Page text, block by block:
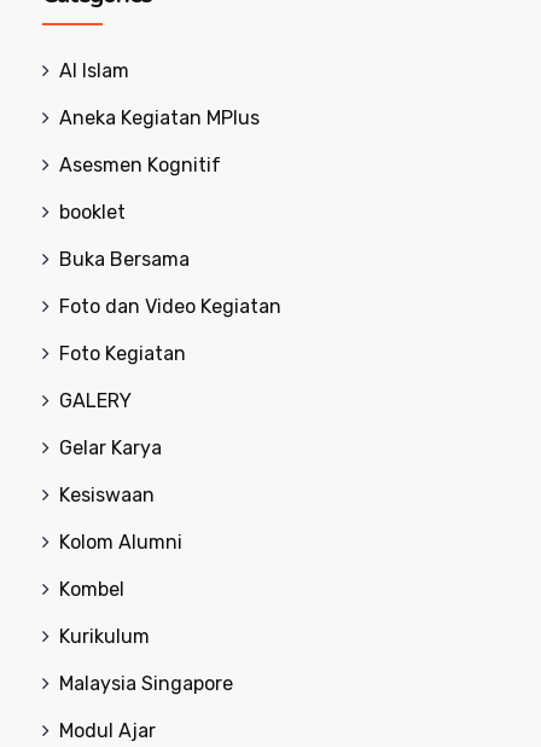
Al Islam
Aneka Kegiatan MPlus
Asesmen Kognitif
booklet
Buka Bersama
Foto dan Video Kegiatan
Foto Kegiatan
GALERY
Gelar Karya
Kesiswaan
Kolom Alumni
Kombel
Kurikulum
Malaysia Singapore
Modul Ajar